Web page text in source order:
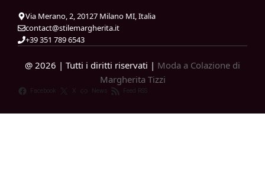
Via Merano, 2, 20127 Milano MI, Italia
contact@stilemargherita.it
+39 351 789 6543
@ 2026 | Tutti i diritti riservati | Moda a Colazione di
Margherita Tizzi
Facebook X News Feed RSS